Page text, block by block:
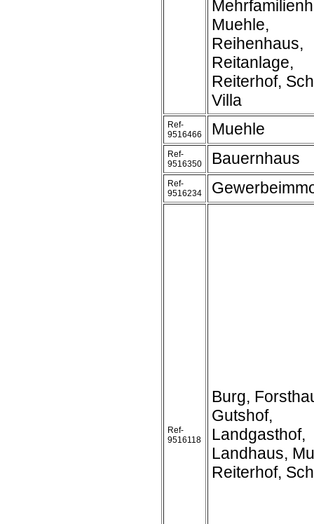
Muehle,
Reihenhaus,
Reitanlage,
Reiterhof,
Villa
Ref-
9516466
Muehle
Ref-
9516350
Bauernhaus
Ref-
9516234
Ref-
9516118
Burg,
Gutshof,
Landgasthof,
Landhaus,
Reiterhof,